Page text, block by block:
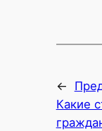
←
Какие